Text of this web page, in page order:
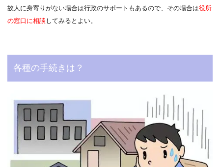
故人に身寄りがない場合は行政のサポートもあるので、その場合は役所
の窓口に相談 してみるとよい。
各種の手続きは？